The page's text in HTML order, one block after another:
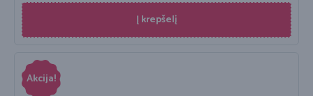
Į krepšelį
Akcija!